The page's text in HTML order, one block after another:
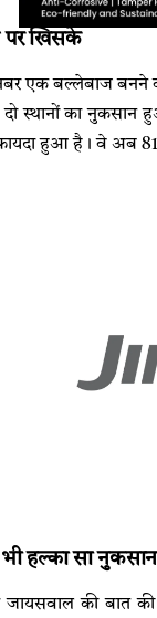
पर खिसके
एक बल्लेबाज बनने
स्थानों का नुकसान
हुआ है। वे अब
हल्का सा नुकसान
की बात